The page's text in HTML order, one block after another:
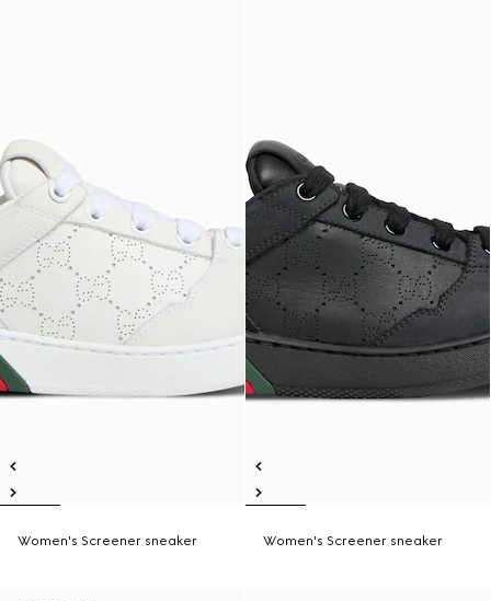
Women's Screener sneaker Women's Screener sneaker